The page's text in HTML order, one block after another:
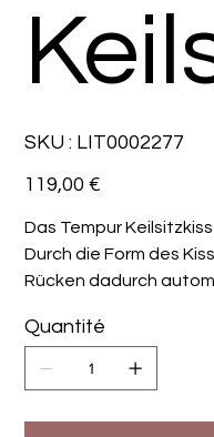
SKU : SKU
LIT0002277
LIT0002277
Prix
119,00 €
Das Tempur
Durch die Form des
Rücken dadurch
Quantité